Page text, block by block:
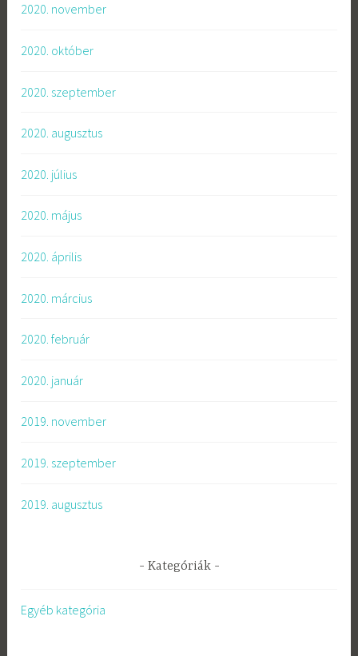
2020. november
2020. október
2020. szeptember
2020. augusztus
2020. július
2020. május
2020. április
2020. március
2020. február
2020. január
2019. november
2019. szeptember
2019. augusztus
Kategóriák
Egyéb kategória